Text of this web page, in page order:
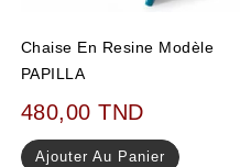
Chaise En Resine Modèle
PAPILLA
480,00TND
Ajouter Au Panier